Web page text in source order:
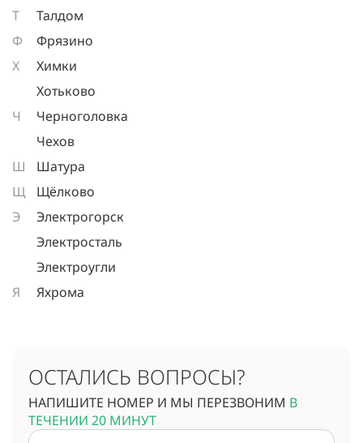
Т
Талдом
Ф
Фрязино
Х
Химки
Хотьково
Ч
Черноголовка
Чехов
Ш
Шатура
Щ
Щёлково
Э
Электрогорск
Электросталь
Электроугли
Я
Яхрома
ОСТАЛИСЬ ВОПРОСЫ?
НАПИШИТЕ НОМЕР И МЫ ПЕРЕЗВОНИМ В
ТЕЧЕНИИ 20 МИНУТ